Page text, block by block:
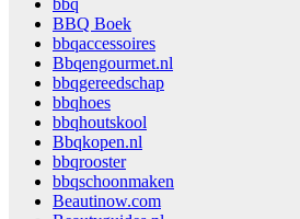
bbq
BBQ Boek
bbqaccessoires
Bbqengourmet.nl
bbqgereedschap
bbqhoes
bbqhoutskool
Bbqkopen.nl
bbqrooster
bbqschoonmaken
Beautinow.com